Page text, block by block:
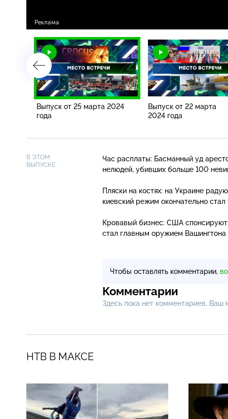
Выпуск от 25 марта 2024
года
Выпуск от 22 марта
2024 года
В ЭТОМ
ВЫПУСКЕ:
Час расплаты: Басманный уд
нелюдей, убивших больше 100
Пляски на костях: на Украине
киевский режим окончательно
Кровавый бизнес: США
стал главным оружием
Чтобы оставлять комментарии,
Комментарии
Здесь пока нет комментариев,
НТВ В МАКСЕ